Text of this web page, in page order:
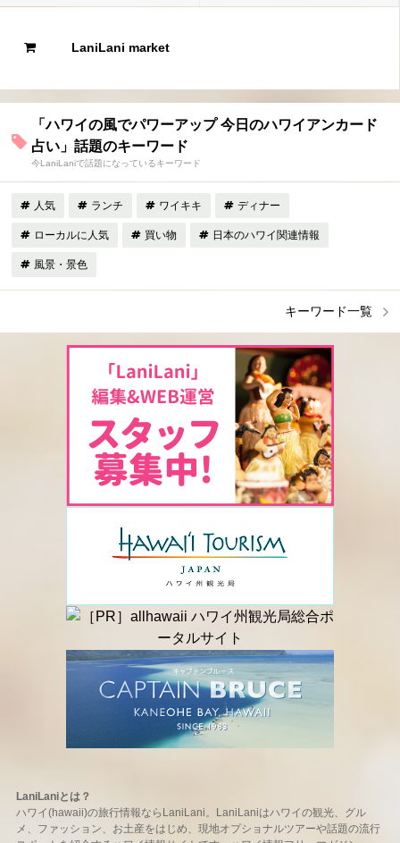
LaniLani market
「ハワイの風でパワーアップ 今日のハワイアンカード
占い」話題のキーワード
今LaniLaniで話題になっているキーワード
人気 ランチ ワイキキ ディナー
ローカルに人気 買い物 日本のハワイ関連情報
風景・景色
キーワード一覧
LaniLaniとは？
ハワイ(hawaii)の旅行情報ならLaniLani。LaniLaniはハワイの観光、グル
メ、ファッション、お土産をはじめ、現地オプショナルツアーや話題の流行